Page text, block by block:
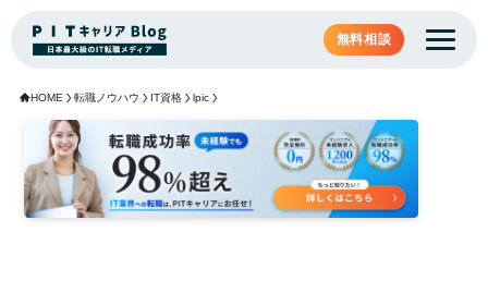
無料相談
HOME 転職ノウハウ IT資格 lpic